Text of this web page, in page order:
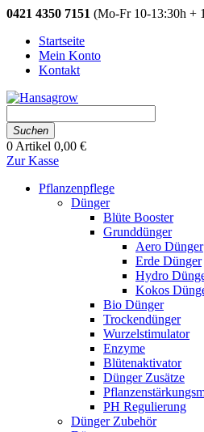
0421 4350 7151 (Mo-Fr 10-13:30h +
Startseite
Mein Konto
Kontakt
Suchen
0 Artikel 0,00 €
Zur Kasse
Pflanzenpflege
Dünger
Blüte Booster
Grunddünger
Aero Dünger
Erde Dünger
Hydro
Kokos
Bio Dünger
Trockendünger
Wurzelstimulator
Enzyme
Blütenaktivator
Dünger Zusätze
PH Regulierung
Dünger Zubehör